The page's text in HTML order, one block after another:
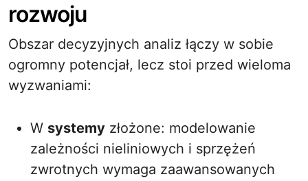
rozwoju
Obszar decyzyjnych analiz łączy w sobie
ogromny potencjał, lecz stoi przed wieloma
wyzwaniami:
W systemy złożone: modelowanie
zależności nieliniowych i sprzężeń
zwrotnych wymaga zaawansowanych